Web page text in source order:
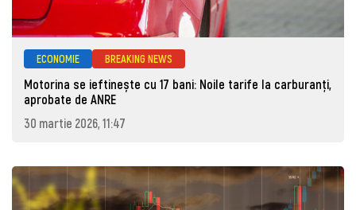
ECONOMIE BREAKING NEWS
Motorina se ieftinește cu 17 bani: Noile tarife la carburanți,
aprobate de ANRE
30 martie 2026, 11:47